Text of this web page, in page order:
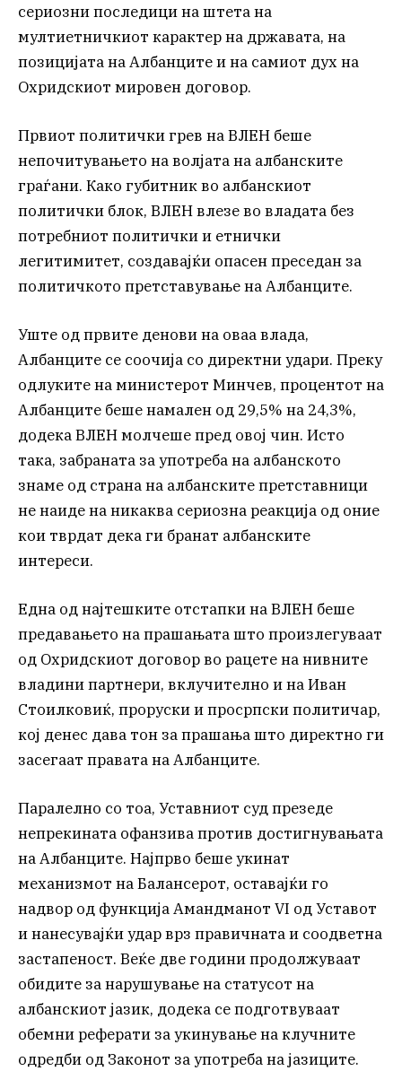
сериозни последици на штета на
мултиетничкиот карактер на државата, на
позицијата на Албанците и на самиот дух на
Охридскиот мировен договор.
Првиот политички грев на ВЛЕН беше
непочитувањето на волјата на албанските
граѓани. Како губитник во албанскиот
политички блок, ВЛЕН влезе во владата без
потребниот политички и етнички
легитимитет, создавајќи опасен преседан за
политичкото претставување на Албанците.
Уште од првите денови на оваа влада,
Албанците се соочија со директни удари. Преку
одлуките на министерот Минчев, процентот на
Албанците беше намален од 29,5% на 24,3%,
додека ВЛЕН молчеше пред овој чин. Исто
така, забраната за употреба на албанското
знаме од страна на албанските претставници
не наиде на никаква сериозна реакција од оние
кои тврдат дека ги бранат албанските
интереси.
Една од најтешките отстапки на ВЛЕН беше
предавањето на прашањата што произлегуваат
од Охридскиот договор во рацете на нивните
владини партнери, вклучително и на Иван
Стоилковиќ, проруски и просрпски политичар,
кој денес дава тон за прашања што директно ги
засегаат правата на Албанците.
Паралелно со тоа, Уставниот суд презеде
непрекината офанзива против достигнувањата
на Албанците. Најпрво беше укинат
механизмот на Балансерот, оставајќи го
надвор од функција Амандманот VI од Уставот
и нанесувајќи удар врз правичната и соодветна
застапеност. Веќе две години продолжуваат
обидите за нарушување на статусот на
албанскиот јазик, додека се подготвуваат
обемни реферати за укинување на клучните
одредби од Законот за употреба на јазиците.